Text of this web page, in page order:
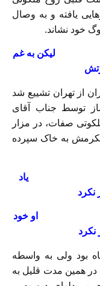
یافته و به وصال
خود نشاند.
لیکن به غم
از تهران تشییع شد
توسط جناب آقای
صفات، در مزار
به خاک سپرده
نکرد یاد
چو شمع او خود
بود ولی به واسطه
در همین مدت قلیل به